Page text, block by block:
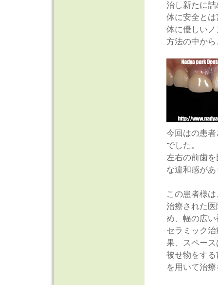
治し新たに
体に安全と
体に優しい
方法の中か
今回はの患
でした。
左右の前歯
な違和感が
この患者様
治療された
め、幅の広
セラミック
果、スペー
被せ物をす
を用いて治